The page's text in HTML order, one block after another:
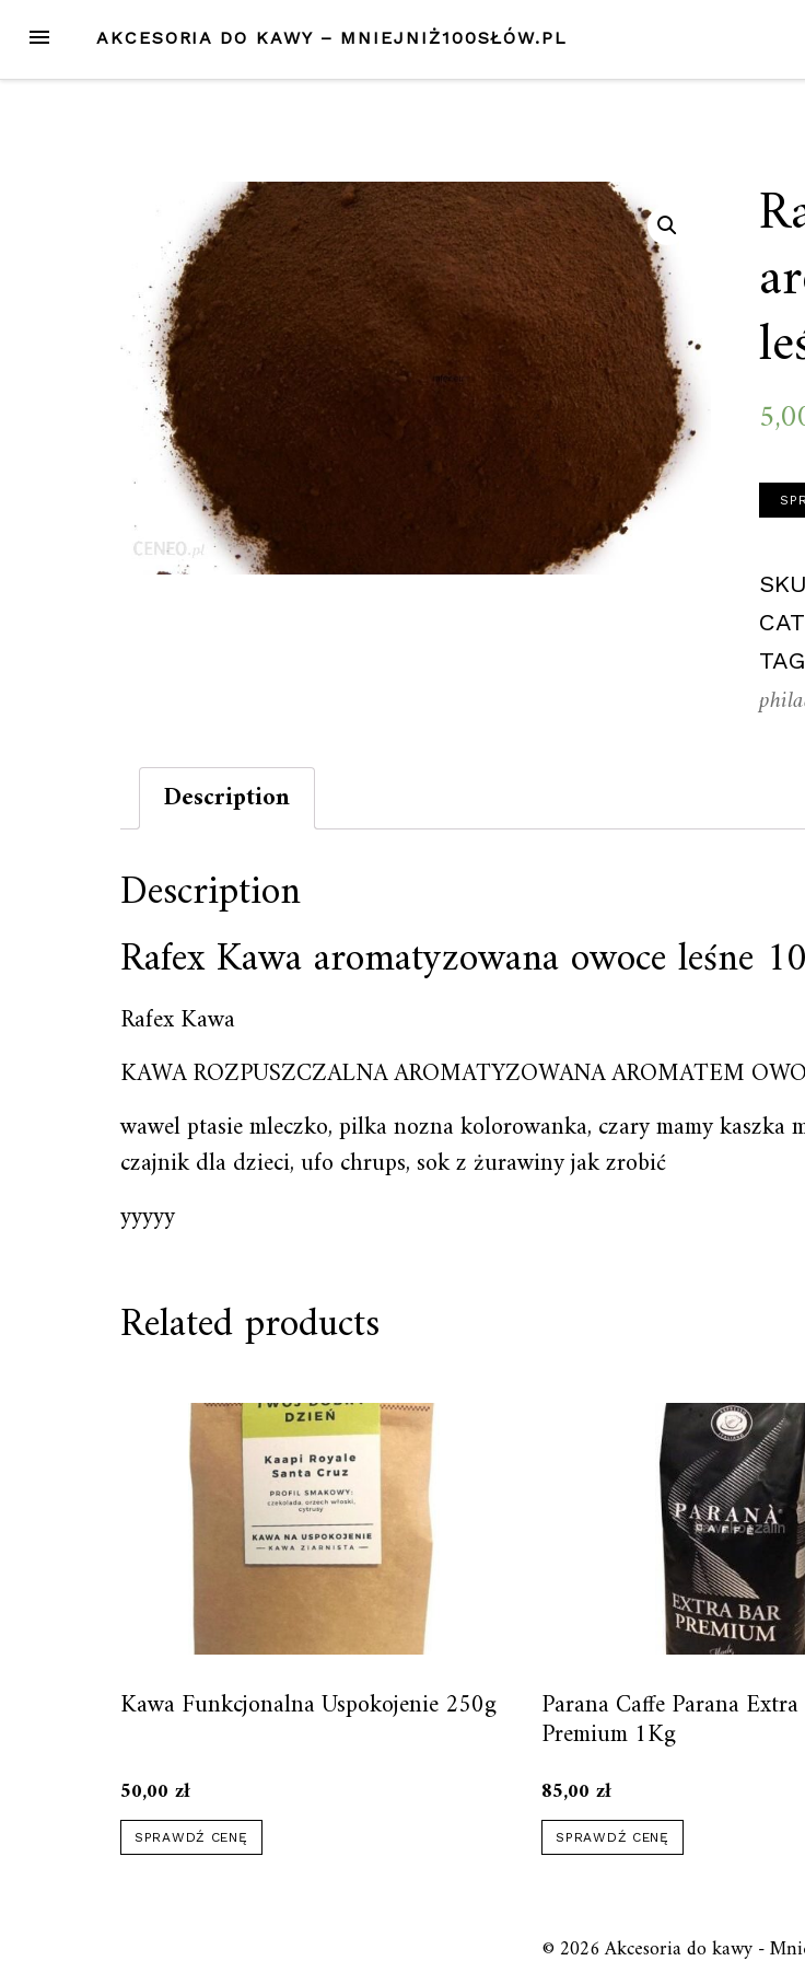
treści
MENU AKCESORIA DO KAWY – MNIEJNIŻ100SŁÓW.PL
Description
Description
Rafex Kawa aromatyzowana owoce leśne
Rafex Kawa
KAWA ROZPUSZCZALNA AROMATYZOWANA AROMATEM
wawel ptasie mleczko, pilka nozna kolorowanka, czary mamy
czajnik dla dzieci, ufo chrups, sok z żurawiny jak zrobić
yyyyy
Related products
Kawa Funkcjonalna Uspokojenie 250g
50,00 zł
SPRAWDŹ CENĘ
Parana Caffe Parana
Premium 1Kg
85,00zł
SPRAWDŹ CENĘ
© 2026 Akcesoria do kawy -